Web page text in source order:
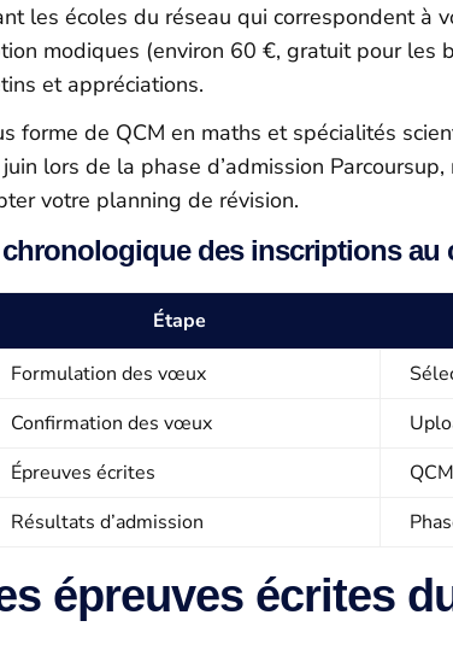
les écoles du réseau qui correspondent
modiques (environ 60 €, gratuit pour les
et appréciations.
forme de QCM en maths et spécialités
lors de la phase d’admission
votre planning de révision.
chronologique des inscriptions
Étape
Formulation des vœux
Confirmation des vœux
Épreuves écrites
Résultats d’admission
épreuves écrites